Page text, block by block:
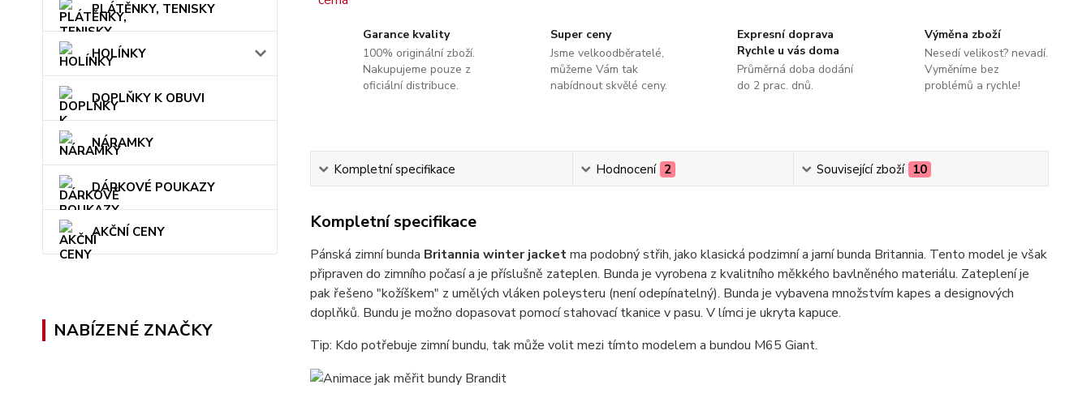
PLÁTĚNKY, TENISKY
HOLÍNKY
DOPLŇKY K OBUVI
NÁRAMKY
DÁRKOVÉ POUKAZY
AKČNÍ CENY
NABÍZENÉ ZNAČKY
Garance kvality
100% originální zboží.
Nakupujeme pouze z
oficiální distribuce.
Super ceny
Jsme velkoodběratelé,
můžeme Vám tak
nabídnout skvělé ceny.
Expresní doprava
Rychle u vás doma
Průměrná doba dodání
do 2 prac. dnů.
Výměna zboží
Nesedí velikost? nevadí.
Vyměníme bez
problémů a rychle!
Kompletní specifikace Hodnocení 2 Související zboží 10
Kompletní specifikace
Pánská zimní bunda Britannia winter jacketma podobný střih, jako klasická podzimní a jarní bunda Britannia. Tento model je však
připraven do zimního počasí a je příslušně zateplen. Bunda je vyrobena z kvalitního měkkého bavlněného materiálu. Zateplení je
pak řešeno "kožíškem" z umělých vláken poleysteru (není odepínatelný). Bunda je vybavena množstvím kapes a designových
doplňků. Bundu je možno dopasovat pomocí stahovací tkanice v pasu. V límci je ukryta kapuce.
Tip: Kdo potřebuje zimní bundu, tak může volit mezi tímto modelem a bundou M65 Giant.